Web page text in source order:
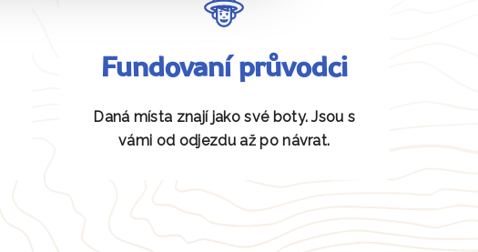
Fundovaní průvodci
Daná místa znají jako své boty. Jsou s
vámi od odjezdu až po návrat.